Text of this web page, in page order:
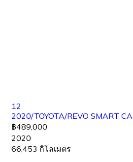
12
2020/TOYOTA/REVO SMART
฿489,000
2020
66,453 กิโลเมตร